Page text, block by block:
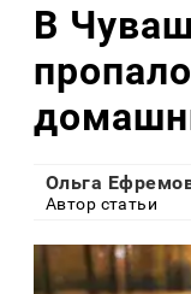
В
Ольга
Автор статьи